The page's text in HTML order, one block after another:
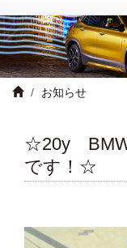
お知らせ
☆20y
です！☆